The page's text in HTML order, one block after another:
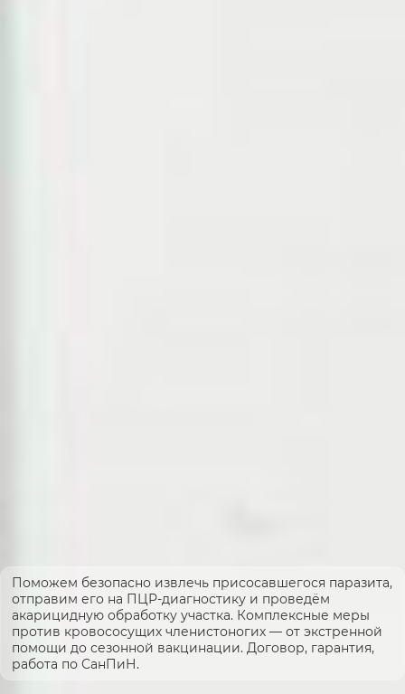
Поможем безопасно извлечь присосавшегося паразита,
отправим его на ПЦР-диагностику и проведём
акарицидную обработку участка. Комплексные меры
против кровососущих членистоногих — от экстренной
помощи до сезонной вакцинации. Договор, гарантия,
работа по СанПиН.